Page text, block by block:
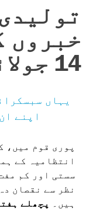
خبروں
14 جولائی 2025
یہاں
اپنے
پوری قوم میں،
انتظامیہ کے
سستی اور کم
نظر سے نقصان
ہیں۔
پچھلے